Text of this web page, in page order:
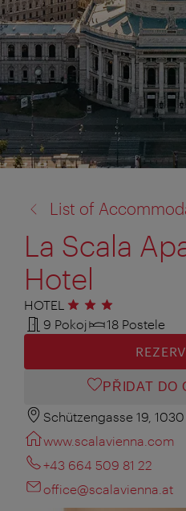
na:
List of
La Scala
Hotel
HOTEL 3 hvězdičky
9 Pokoj
18 Postele
PŘIDAT DO
Schützengasse 19,
www.scalavienna.com
+43 664 509 81 22
office@scalavienna.at